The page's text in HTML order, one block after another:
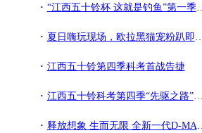
“江西五十铃杯 这就是钓鱼”第一季即将开启，邀您一起角逐金寨·黑坑篇总冠军
夏日嗨玩现场，欧拉黑猫宠粉趴即将开启
江西五十铃第四季科考首战告捷
江西五十铃科考第四季“先驱之路”即将启程
释放想象 生而无限 全新一代D-MAX 驭见向往的生活